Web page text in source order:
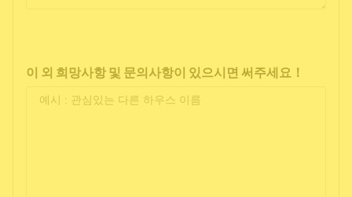
이 외 희망사항 및 문의사항이 있으시면 써주세요！